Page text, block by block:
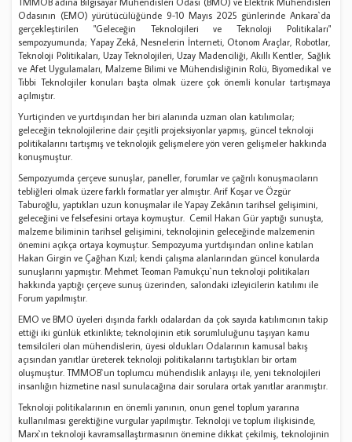
Odasının (EMO) yürütücülüğünde 9-10 Mayıs 2025 günlerinde Ankara`da
gerçekleştirilen "Geleceğin Teknolojileri ve Teknoloji Politikaları"
sempozyumunda; Yapay Zekâ, Nesnelerin İnterneti, Otonom Araçlar, Robotlar,
Teknoloji Politikaları, Uzay Teknolojileri, Uzay Madenciliği, Akıllı Kentler, Sağlık
ve Afet Uygulamaları, Malzeme Bilimi ve Mühendisliğinin Rolü, Biyomedikal ve
Tıbbi Teknolojiler konuları başta olmak üzere çok önemli konular tartışmaya
açılmıştır.
Yurtiçinden ve yurtdışından her biri alanında uzman olan katılımcılar;
geleceğin teknolojilerine dair çeşitli projeksiyonlar yapmış, güncel teknoloji
politikalarını tartışmış ve teknolojik gelişmelere yön veren gelişmeler hakkında
konuşmuştur.
Sempozyumda çerçeve sunuşlar, paneller, forumlar ve çağrılı konuşmacıların
tebliğleri olmak üzere farklı formatlar yer almıştır. Arif Koşar ve Özgür
Taburoğlu, yaptıkları uzun konuşmalar ile Yapay Zekânın tarihsel gelişimini,
geleceğini ve felsefesini ortaya koymuştur. Cemil Hakan Gür yaptığı sunuşta,
malzeme biliminin tarihsel gelişimini, teknolojinin geleceğinde malzemenin
önemini açıkça ortaya koymuştur. Sempozyuma yurtdışından online katılan
Hakan Girgin ve Çağhan Kızıl; kendi çalışma alanlarından güncel konularda
sunuşlarını yapmıştır. Mehmet Teoman Pamukçu`nun teknoloji politikaları
hakkında yaptığı çerçeve sunuş üzerinden, salondaki izleyicilerin katılımı ile
Forum yapılmıştır.
EMO ve BMO üyeleri dışında farklı odalardan da çok sayıda katılımcının takip
ettiği iki günlük etkinlikte; teknolojinin etik sorumluluğunu taşıyan kamu
temsilcileri olan mühendislerin, üyesi oldukları Odalarının kamusal bakış
açısından yanıtlar üreterek teknoloji politikalarını tartıştıkları bir ortam
oluşmuştur. TMMOB`un toplumcu mühendislik anlayışı ile, yeni teknolojileri
insanlığın hizmetine nasıl sunulacağına dair sorulara ortak yanıtlar aranmıştır.
Teknoloji politikalarının en önemli yanının, onun genel toplum yararına
kullanılması gerektiğine vurgular yapılmıştır. Teknoloji ve toplum ilişkisinde,
Marx`ın teknoloji kavramsallaştırmasının önemine dikkat çekilmiş, teknolojinin